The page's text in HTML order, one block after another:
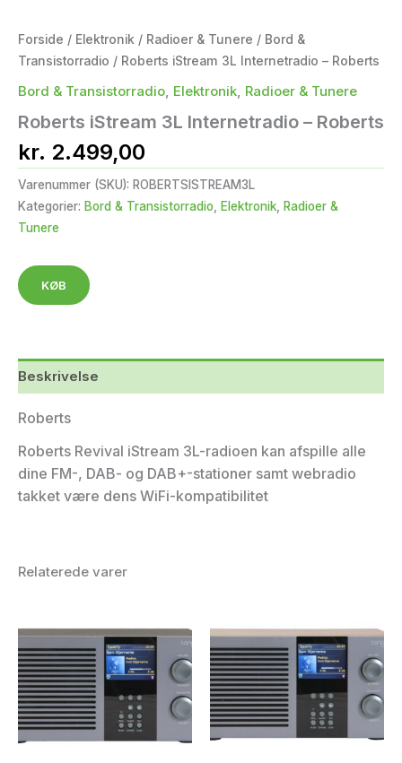
Forside / Elektronik / Radioer & Tunere / Bord &
Transistorradio / Roberts iStream 3L Internetradio – Roberts
Bord & Transistorradio Elektronik Radioer & Tunere
Roberts iStream 3L Internetradio – Roberts
kr. 2.499,00
Varenummer (SKU): ROBERTSISTREAM3L
Kategorier: Bord & Transistorradio, Elektronik, Radioer &
Tunere
KØB
Beskrivelse
Roberts
Roberts Revival iStream 3L-radioen kan afspille alle
dine FM-, DAB- og DAB+-stationer samt webradio
takket være dens WiFi-kompatibilitet
Relaterede varer